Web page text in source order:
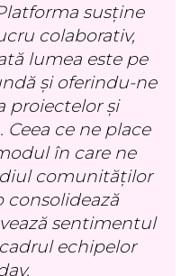
susține
colaborativ,
lumea este pe
și oferindu-ne
proiectelor și
ce ne place
în care ne
comunităților
consolidează
sentimentul
echipelor